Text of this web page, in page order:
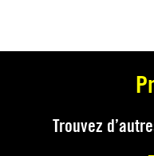
Trouvez